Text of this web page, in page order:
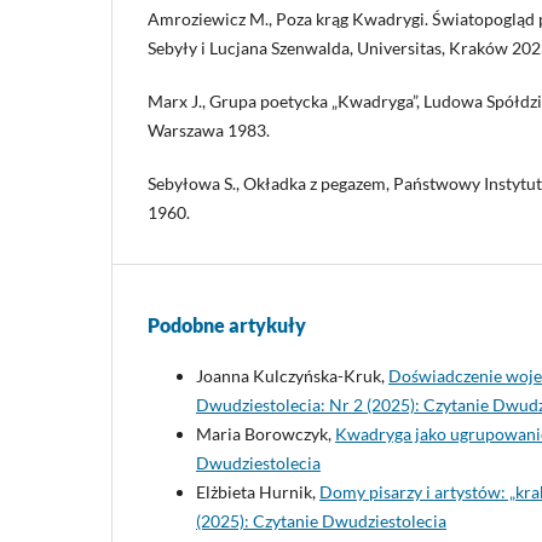
Amroziewicz M., Poza krąg Kwadrygi. Światopogląd
Sebyły i Lucjana Szenwalda, Universitas, Kraków
Marx J., Grupa poetycka „Kwadryga”, Ludowa
Warszawa 1983.
Sebyłowa S., Okładka z pegazem, Państwowy
1960.
Podobne artykuły
Joanna Kulczyńska-Kruk, Doświadczenie
Dwudziestolecia: Nr 2 (2025): Czytanie
Maria Borowczyk, Kwadryga jako
Dwudziestolecia
Elżbieta Hurnik, Domy pisarzy i artystów:
(2025): Czytanie Dwudziestolecia